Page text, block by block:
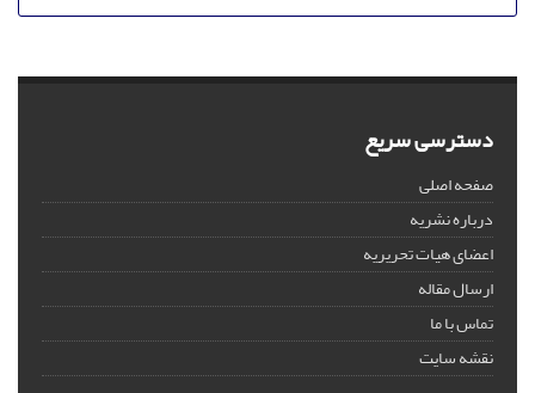
دسترسی سریع
صفحه اصلی
درباره نشریه
اعضای هیات تحریریه
ارسال مقاله
تماس با ما
نقشه سایت